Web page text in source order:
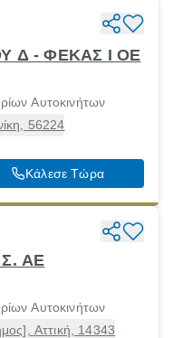
Δ - ΦΕΚΑΣ Ι ΟΕ
Αυτοκινήτων
56224
Κάλεσε Τώρα
ΑΕ
Αυτοκινήτων
Αττική, 14343